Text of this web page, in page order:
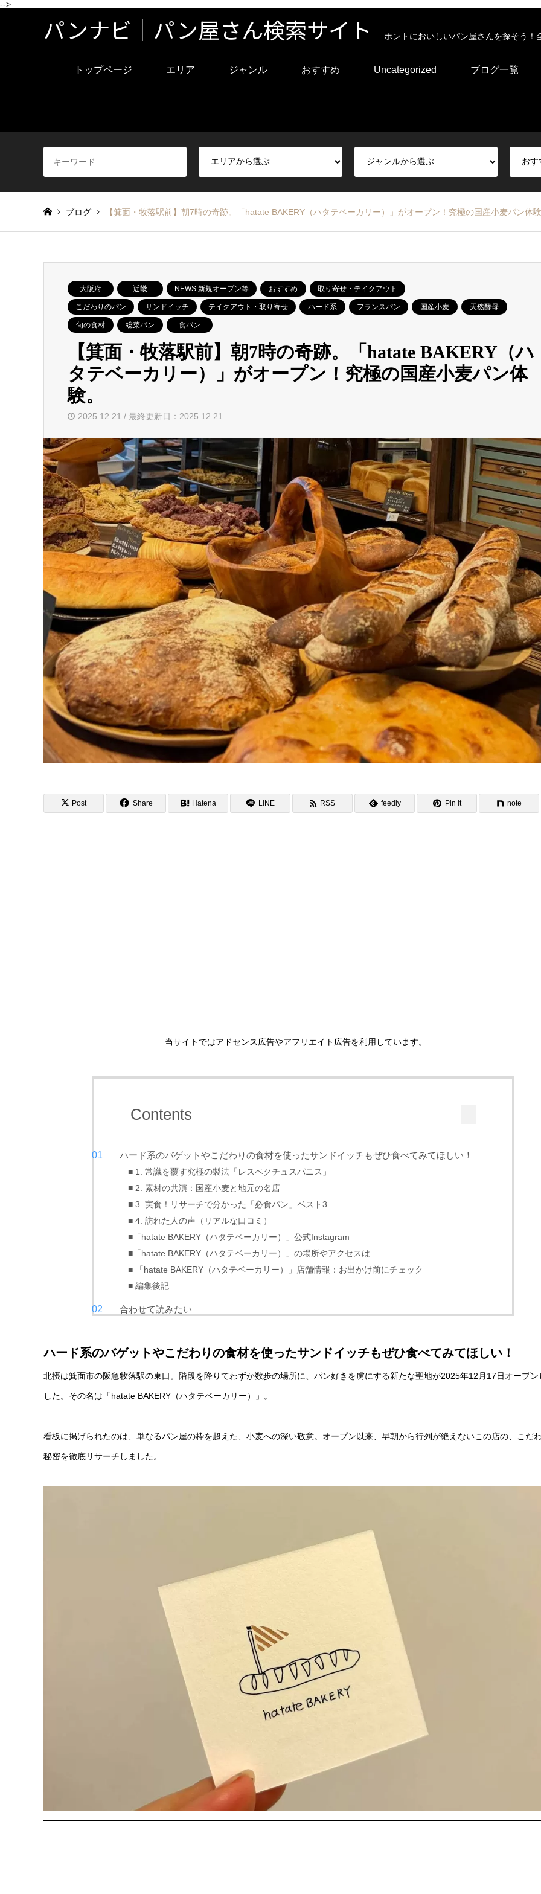
-->
パンナビ｜パン屋さん検索サイト ホントにおいしいパン屋さんを探そう
トップページ エリア ジャンル おすすめ Uncategorized ブログ一覧
ブログ 【箕面・牧落駅前】朝7時の奇跡。「hatate BAKERY（ハタテベーカリー）」がオープン！究極の国産小麦パン体
大阪府 近畿 NEWS 新規オープン等 おすすめ 取り寄せ・テイクアウト
こだわりのパン サンドイッチ テイクアウト・取り寄せ ハード系 フランスパン 国産小麦 天然酵母
旬の食材 総菜パン 食パン
【箕面・牧落駅前】朝7時の奇跡。「hatate BAKERY（ハ
タテベーカリー）」がオープン！究極の国産小麦パン体
験。
2025.12.21 / 最終更新日：2025.12.21
Post Share Hatena LINE RSS feedly Pin it note
当サイトではアドセンス広告やアフリエイト広告を利用しています。
Contents
ハード系のバゲットやこだわりの食材を使ったサンドイッチもぜひ食べてみてほしい！
■ 1. 常識を覆す究極の製法「レスペクチュスパニス」
■ 2. 素材の共演：国産小麦と地元の名店
■ 3. 実食！リサーチで分かった「必食パン」ベスト3
■ 4. 訪れた人の声（リアルな口コミ）
■「hatate BAKERY（ハタテベーカリー）」公式Instagram
■「hatate BAKERY（ハタテベーカリー）」の場所やアクセスは
■ 「hatate BAKERY（ハタテベーカリー）」店舗情報：お出かけ前にチェック
■ 編集後記
合わせて読みたい
ハード系のバゲットやこだわりの食材を使ったサンドイッチもぜひ食べてみてほしい！
北摂は箕面市の阪急牧落駅の東口。階段を降りてわずか数歩の場所に、パン好きを虜にする新たな聖地が2025年12月17日オープン
した。その名は「hatate BAKERY（ハタテベーカリー）」。
看板に掲げられたのは、単なるパン屋の枠を超えた、小麦への深い敬意。オープン以来、早朝から行列が絶えないこの店の、こだ
秘密を徹底リサーチしました。